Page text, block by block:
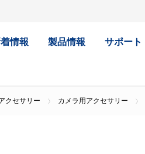
情報 製品情報 サポート
クセサリー カメラ用アクセサリー